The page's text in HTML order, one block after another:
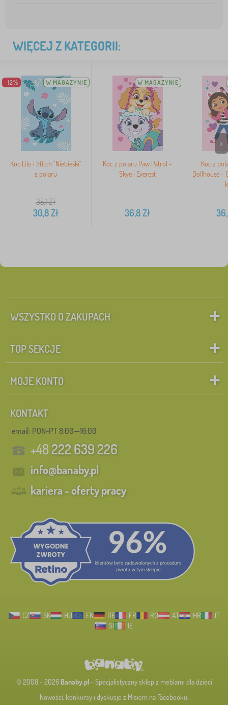
WIĘCEJ Z KATEGORII:
-12% W MAGAZYNIE
Koc Lilo i Stitch "Niebieski"
z polaru
35,1Zł
30,8Zł
W MAGAZYNIE
Koc z polaru Paw Patrol -
Skye i Everest
36,8Zł
Koc z
Dollhouse -
>
WSZYSTKO O ZAKUPACH
TOP SEKCJE
MOJE KONTO
KONTAKT
email: PON-PT 8:00—16:00
+48222 639 226
info@banaby.pl
kariera - oferty pracy
CZ SK HU EN DE FR RO AT HR
IT
SI
IE
© 2008 - 2026 Banaby.pl- Specjalistyczny sklep z meblami dla dzieci
Nowości, konkursy i dyskusje z Misiem na Facebooku.